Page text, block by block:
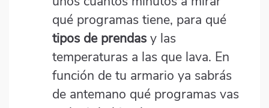
qué programas tiene, para qué
tipos de prendas y las
temperaturas a las que lava. En
función de tu armario ya sabrás
de antemano qué programas vas